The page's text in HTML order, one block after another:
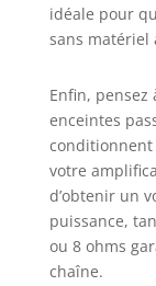
idéale pour
sans matériel
Enfin, pensez
enceintes
votre
d’obtenir un
puissance,
ou 8 ohms
chaîne.